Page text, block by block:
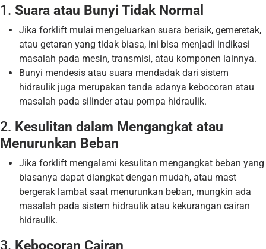
1. Suara atau Bunyi Tidak Normal
Jika forklift mulai mengeluarkan suara berisik, gemeretak,
atau getaran yang tidak biasa, ini bisa menjadi indikasi
masalah pada mesin, transmisi, atau komponen lainnya.
Bunyi mendesis atau suara mendadak dari sistem
hidraulik juga merupakan tanda adanya kebocoran atau
masalah pada silinder atau pompa hidraulik.
2. Kesulitan dalam Mengangkat atau
Menurunkan Beban
Jika forklift mengalami kesulitan mengangkat beban yang
biasanya dapat diangkat dengan mudah, atau mast
bergerak lambat saat menurunkan beban, mungkin ada
masalah pada sistem hidraulik atau kekurangan cairan
hidraulik.
3. Kebocoran Cairan